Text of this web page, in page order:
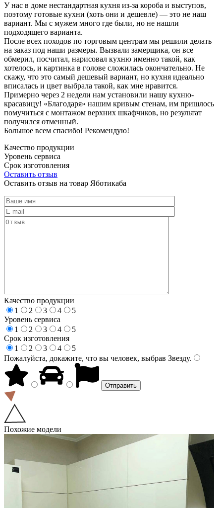
У нас в доме нестандартная кухня из-за короба и выступов,
поэтому готовые кухни (хоть они и дешевле) — это не наш
вариант. Мы с мужем много где были, но не нашли
подходящего варианта.
После всех походов по торговым центрам мы решили делать
на заказ под наши размеры. Вызвали замерщика, он все
обмерил, посчитал, нарисовал кухню именно такой, как
хотелось, и картинка в голове сложилась окончательно. Не
скажу, что это самый дешевый вариант, но кухня идеально
вписалась и цвет выбрала такой, как мне нравится.
Примерно через 2 недели нам установили нашу кухню-
красавицу! «Благодаря» нашим кривым стенам, им пришлось
помучиться с монтажом верхних шкафчиков, но результат
получился отменный.
Большое всем спасибо! Рекомендую!
Качество продукции
Уровень сервиса
Срок изготовления
Оставить отзыв
Оставить отзыв на товар Яботикаба
Качество продукции
1
2 3 4
5
Уровень сервиса
1
2 3 4
5
Срок изготовления
1
2 3 4
5
Пожалуйста, докажите, что вы человек, выбрав Звезду.
Похожие модели